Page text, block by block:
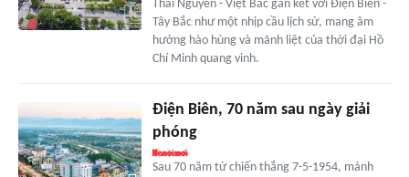
Thái Nguyên - Việt Bắc gắn kết với Điện Biên -
Tây Bắc như một nhịp cầu lịch sử, mang âm
hưởng hào hùng và mãnh liệt của thời đại Hồ
Chí Minh quang vinh.
Điện Biên, 70 năm sau ngày giải
phóng
Sau 70 năm từ chiến thắng 7-5-1954, mảnh